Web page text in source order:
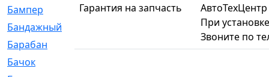
Бампер
[137]
Бандажный
Барабан
Бачок
Гарантия на запчасть
При
Звоните по